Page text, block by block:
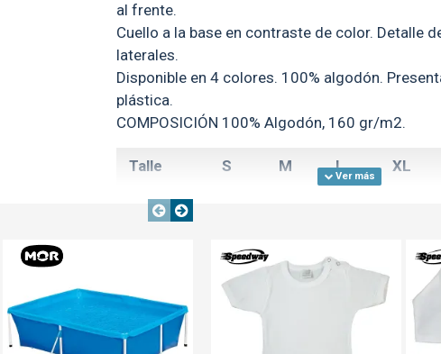
al frente.
Cuello a la base en contraste de color. Detalle
laterales.
Disponible en 4 colores. 100% algodón.
plástica.
COMPOSICIÓN 100% Algodón, 160 gr/m2.
Talle S M L XL
Ancho
16 17
**Medidas aproximadas, expresadas en
TEXTTRANSPARENTETEXTTRANSPARENTE
OUT
TEXTTRANSPARENTE